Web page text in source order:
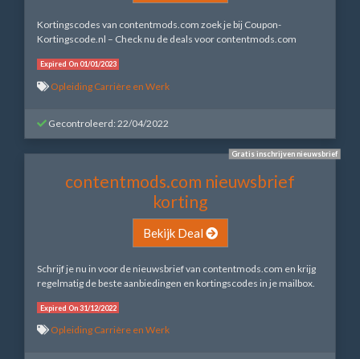
Kortingscodes van contentmods.com zoek je bij Coupon-
Kortingscode.nl – Check nu de deals voor contentmods.com
Expired On 01/01/2023
Opleiding Carrière en Werk
Gecontroleerd: 22/04/2022
Gratis inschrijven nieuwsbrief
contentmods.com nieuwsbrief
korting
Bekijk Deal
Schrijf je nu in voor de nieuwsbrief van contentmods.com en krijg
regelmatig de beste aanbiedingen en kortingscodes in je mailbox.
Expired On 31/12/2022
Opleiding Carrière en Werk